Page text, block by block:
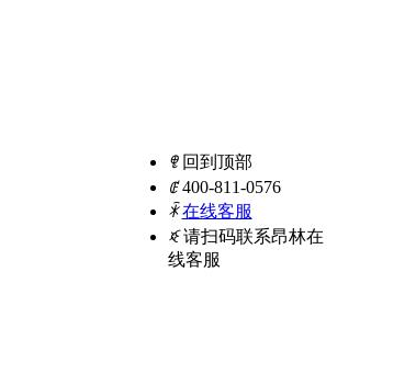
ꁸ 回到顶部
ꂅ 400-811-0576
ꁗ 在线客服
ꀥ 请扫码联系昂林在
线客服